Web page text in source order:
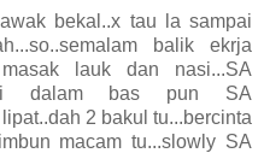
bekal..x tau la sampai
balik ekrja
lauk dan nasi...SA
dalam bas pun SA
2 bakul tu...bercinta
macam tu...slowly SA